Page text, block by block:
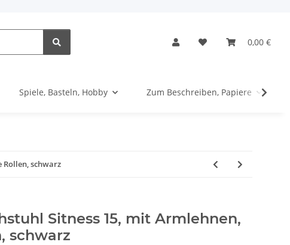
0,00 €
Spiele, Basteln, Hobby Zum Beschreiben, Papiere
Rollen, schwarz
Sitness 15, mit Armlehnen,
schwarz